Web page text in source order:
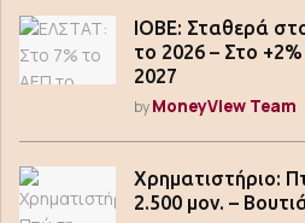
ΙΟΒΕ: Σταθερά
το 2026 – Στο
2027
byMoneyView Team
Χρηματιστήριο:
2.500 μον. –